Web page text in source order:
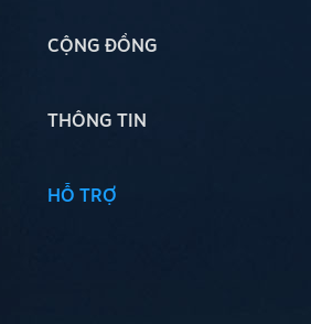
CỘNG ĐỒNG
THÔNG TIN
HỖ TRỢ